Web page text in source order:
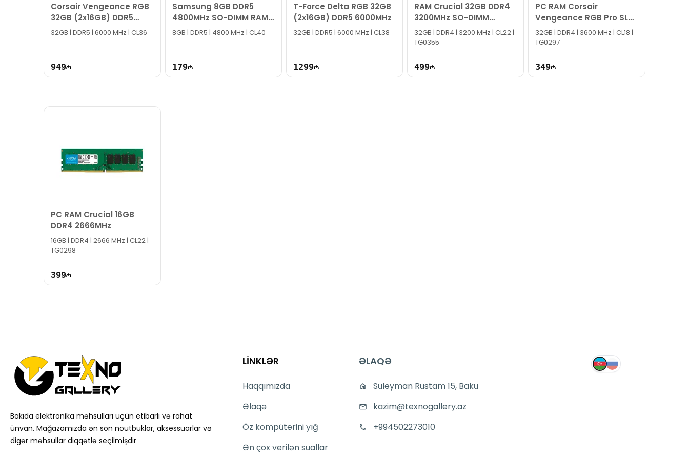
Corsair Vengeance RGB
32GB (2x16GB) DDR5
6000MHz RAM
32GB | DDR5 | 6000 MHz | CL36
949
Samsung 8GB DDR5
4800MHz SO-DIMM RAM
M425R1GB4BB0-CQK
8GB | DDR5 | 4800 MHz | CL40
179
T-Force Delta RGB 32GB
(2x16GB) DDR5 6000MHz
32GB | DDR5 | 6000 MHz | CL38
1299
RAM Crucial 32GB DDR4
3200MHz SO-DIMM
CT16G4SFRA32A
32GB | DDR4 | 3200 MHz | CL22 |
TG0355
499
PC RAM Corsair
Vengeance RGB Pro SL
32GB
32GB | DDR4 | 3600 MHz | CL18 |
TG0297
349
PC RAM Crucial 16GB
DDR4 2666MHz
16GB | DDR4 | 2666 MHz | CL22 |
TG0298
399
Bakıda elektronika məhsulları üçün etibarlı və rahat
ünvan. Mağazamızda ən son noutbuklar, aksessuarlar və
digər məhsullar diqqətlə seçilmişdir
LİNKLƏR
Haqqımızda
Əlaqə
Öz kompüterini yığ
Ən çox verilən suallar
ƏLAQƏ
Suleyman Rustam 15, Baku
kazim@texnogallery.az
+994502273010